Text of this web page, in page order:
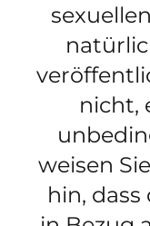
nicht,
weisen
hin,